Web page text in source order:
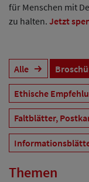
für Menschen mit
zu halten. Jetzt
Alle
Ethische
Faltblätter,
Themen